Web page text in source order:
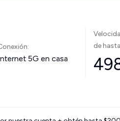
5G en casa
de hasta